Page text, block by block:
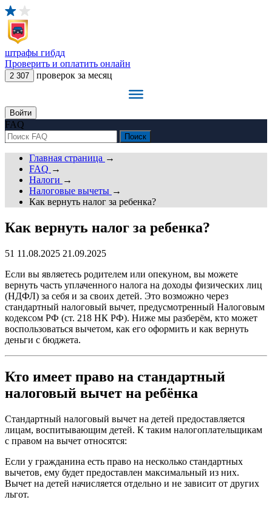
штрафы гибдд
Проверить и оплатить онлайн
2 307 проверок за месяц
Войти
FAQ
Главная страница →
FAQ →
Налоги →
Налоговые вычеты →
Как вернуть налог за ребенка?
Как вернуть налог за ребенка?
51 11.08.2025 21.09.2025
Если вы являетесь родителем или опекуном, вы можете
вернуть часть уплаченного налога на доходы физических лиц
(НДФЛ) за себя и за своих детей. Это возможно через
стандартный налоговый вычет, предусмотренный Налоговым
кодексом РФ (ст. 218 НК РФ). Ниже мы разберём, кто может
воспользоваться вычетом, как его оформить и как вернуть
деньги с бюджета.
Кто имеет право на стандартный
налоговый вычет на ребёнка
Стандартный налоговый вычет на детей предоставляется
лицам, воспитывающим детей. К таким налогоплательщикам
с правом на вычет относятся:
Если у гражданина есть право на несколько стандартных
вычетов, ему будет предоставлен максимальный из них.
Вычет на детей начисляется отдельно и не зависит от других
льгот.